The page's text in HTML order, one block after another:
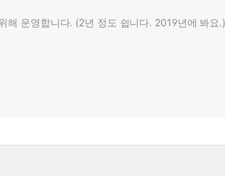
해 운영합니다. (2년 정도 쉽니다. 2019년에 봐요.)